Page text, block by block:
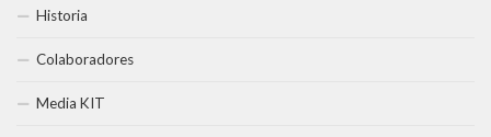
Historia
Colaboradores
Media KIT